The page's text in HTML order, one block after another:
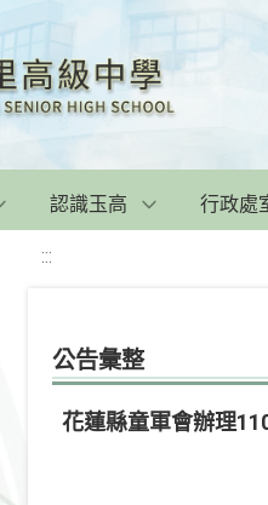
認識玉高 行政處
:::
公告彙整
花蓮縣童軍會辦理